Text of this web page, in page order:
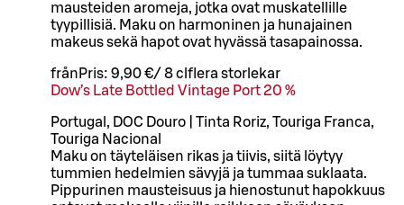
mausteiden aromeja, jotka ovat muskatellille
tyypillisiä. Maku on harmoninen ja hunajainen
makeus sekä hapot ovat hyvässä tasapainossa.
från Pris: 9,90 €/ 8 cl flera storlekar
Dow’s Late Bottled Vintage Port 20 %
Portugal, DOC Douro | Tinta Roriz, Touriga Franca,
Touriga Nacional
Maku on täyteläisen rikas ja tiivis, siitä löytyy
tummien hedelmien sävyjä ja tummaa suklaata.
Pippurinen mausteisuus ja hienostunut hapokkuus